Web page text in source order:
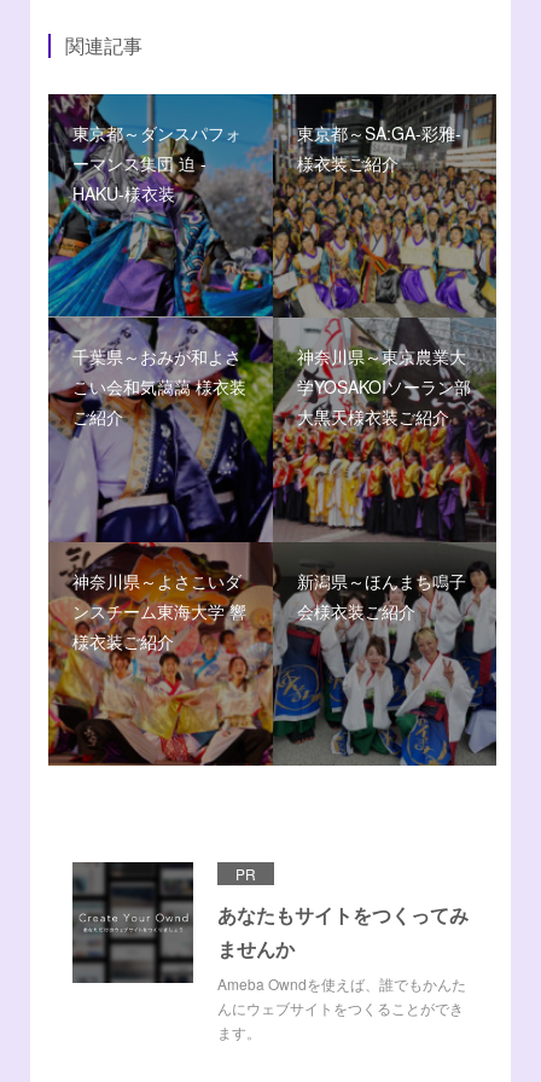
関連記事
東京都～ダンスパフォ
ーマンス集団 迫 -
HAKU-様衣装
東京都～SA:GA-彩雅-
様衣装ご紹介
千葉県～おみが和よさ
こい会和気藹藹 様衣装
ご紹介
神奈川県～東京農業大
学YOSAKOIソーラン部
大黒天様衣装ご紹介
神奈川県～よさこいダ
ンスチーム東海大学 響
様衣装ご紹介
新潟県～ほんまち鳴子
会様衣装ご紹介
PR
あなたもサイトをつくってみ
ませんか
Ameba Owndを使えば、誰でもかんた
んにウェブサイトをつくることができ
ます。